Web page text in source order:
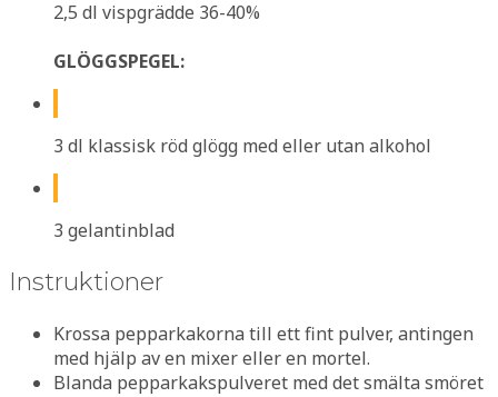
2,5 dl vispgrädde 36-40%
GLÖGGSPEGEL:
3 dl klassisk röd glögg med eller utan alkohol
3 gelantinblad
Instruktioner
Krossa pepparkakorna till ett fint pulver, antingen
med hjälp av en mixer eller en mortel.
Blanda pepparkakspulveret med det smälta smöret